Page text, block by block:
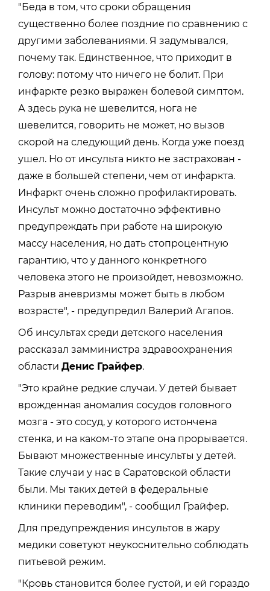
"Беда в том, что сроки обращения
существенно более поздние по сравнению с
другими заболеваниями. Я задумывался,
почему так. Единственное, что приходит в
голову: потому что ничего не болит. При
инфаркте резко выражен болевой симптом.
А здесь рука не шевелится, нога не
шевелится, говорить не может, но вызов
скорой на следующий день. Когда уже поезд
ушел. Но от инсульта никто не застрахован -
даже в большей степени, чем от инфаркта.
Инфаркт очень сложно профилактировать.
Инсульт можно достаточно эффективно
предупреждать при работе на широкую
массу населения, но дать стопроцентную
гарантию, что у данного конкретного
человека этого не произойдет, невозможно.
Разрыв аневризмы может быть в любом
возрасте", - предупредил Валерий Агапов.
Об инсультах среди детского населения
рассказал замминистра здравоохранения
области Денис Грайфер.
"Это крайне редкие случаи. У детей бывает
врожденная аномалия сосудов головного
мозга - это сосуд, у которого истончена
стенка, и на каком-то этапе она прорывается.
Бывают множественные инсульты у детей.
Такие случаи у нас в Саратовской области
были. Мы таких детей в федеральные
клиники переводим", - сообщил Грайфер.
Для предупреждения инсультов в жару
медики советуют неукоснительно соблюдать
питьевой режим.
"Кровь становится более густой, и ей гораздо